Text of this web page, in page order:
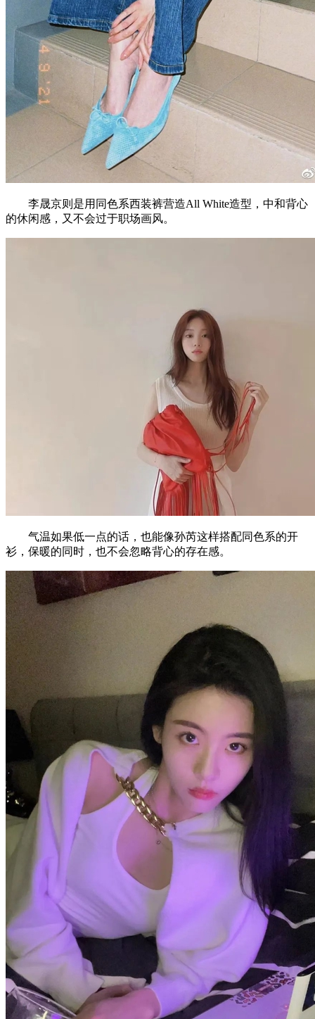
李晟京则是用同色系西装裤营造All White造型，中和背心
的休闲感，又不会过于职场画风。
气温如果低一点的话，也能像孙芮这样搭配同色系的开
衫，保暖的同时，也不会忽略背心的存在感。